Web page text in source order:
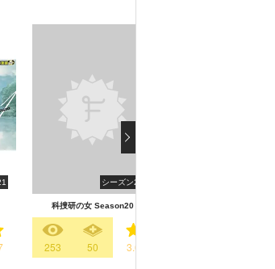
シーズン20
科捜研の女 Season20
253 50 3.6